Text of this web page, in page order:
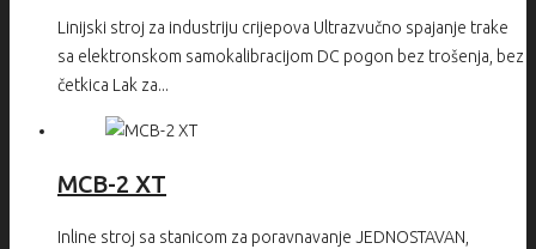
Linijski stroj za industriju crijepova Ultrazvučno spajanje trake
sa elektronskom samokalibracijom DC pogon bez trošenja, bez
četkica Lak za...
MCB-2 XT
Inline stroj sa stanicom za poravnavanje JEDNOSTAVAN,